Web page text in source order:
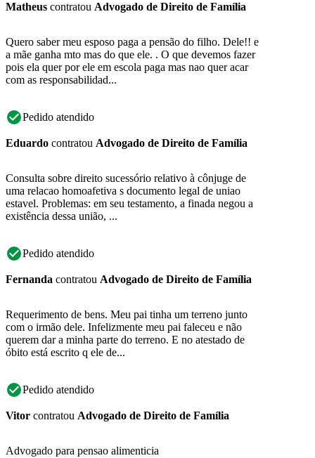
Matheus contratou Advogado de Direito de Família
Quero saber meu esposo paga a pensão do filho. Dele!! e
a mãe ganha mto mas do que ele. . O que devemos fazer
pois ela quer por ele em escola paga mas nao quer acar
com as responsabilidad...
Pedido atendido
Eduardo contratou Advogado de Direito de Família
Consulta sobre direito sucessório relativo à cônjuge de
uma relacao homoafetiva s documento legal de uniao
estavel. Problemas: em seu testamento, a finada negou a
existência dessa união, ...
Pedido atendido
Fernanda contratou Advogado de Direito de Família
Requerimento de bens. Meu pai tinha um terreno junto
com o irmão dele. Infelizmente meu pai faleceu e não
querem dar a minha parte do terreno. E no atestado de
óbito está escrito q ele de...
Pedido atendido
Vitor contratou Advogado de Direito de Família
Advogado para pensao alimenticia